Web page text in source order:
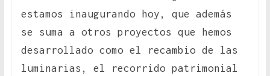
estamos inaugurando hoy, que además
se suma a otros proyectos que hemos
desarrollado como el recambio de las
luminarias, el recorrido patrimonial